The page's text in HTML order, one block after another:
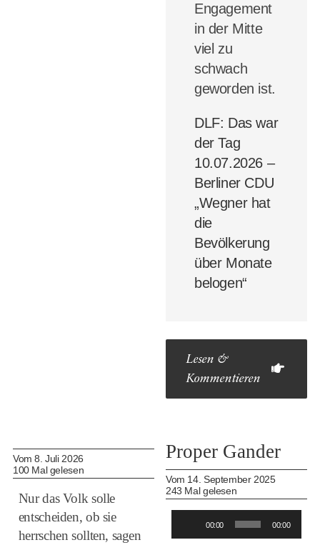
Engagement
in der Mitte
viel zu
schwach
geworden ist.
DLF: Das war
der Tag
10.07.2026 –
Berliner CDU
„Wegner hat
die
Bevölkerung
über Monate
belogen“
Lesen &
Kommentieren
Vom 8. Juli 2026
100 Mal gelesen
Nur das Volk solle
entscheiden, ob sie
herrschen sollten, sagen
Proper Gander
Vom 14. September 2025
243 Mal gelesen
Player
00:00 00:00